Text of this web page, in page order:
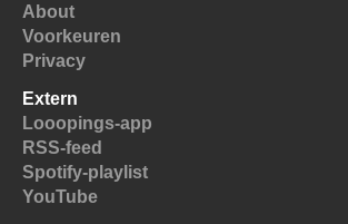
About
Voorkeuren
Privacy
Extern
Looopings-app
RSS-feed
Spotify-playlist
YouTube